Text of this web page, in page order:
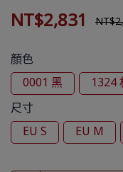
NT$2,831
顏色
0001 黑
1324
尺寸
EU S
EU M